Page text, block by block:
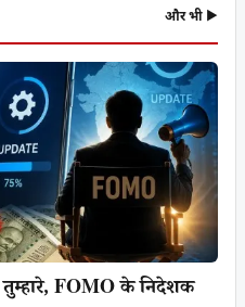
और भी ▶
FOMO के निदेशक